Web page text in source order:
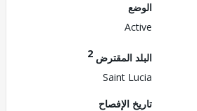
البلد المقترض
Saint Lucia
تاريخ الإفصاح